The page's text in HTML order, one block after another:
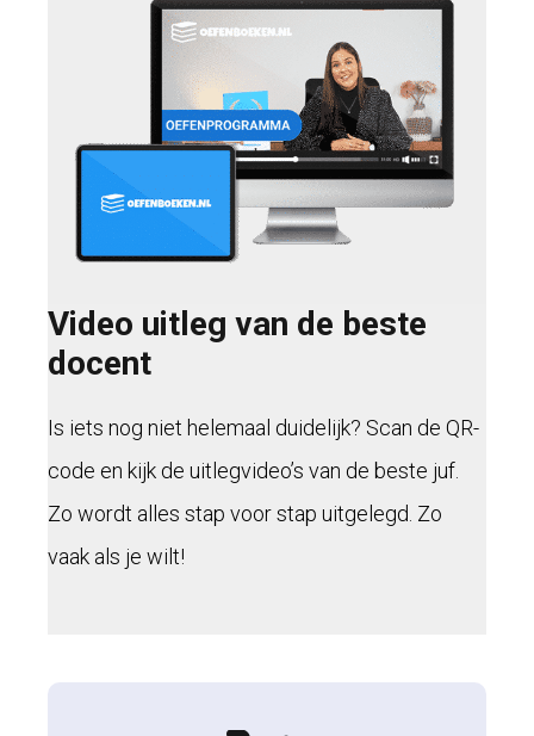
Video uitleg van de beste
docent
Is iets nog niet helemaal duidelijk? Scan de QR-
code en kijk de uitlegvideo’s van de beste juf.
Zo wordt alles stap voor stap uitgelegd. Zo
vaak als je wilt!